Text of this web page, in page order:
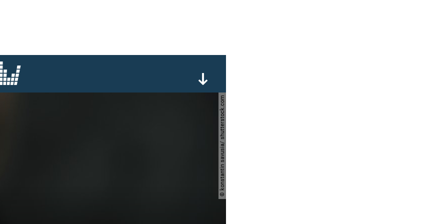
© konstantin savusia/ shutterstock.com